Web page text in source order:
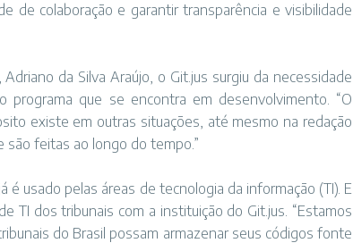
de colaboração e garantir transparência e visibilidade
da Silva Araújo, o Git.jus surgiu da necessidade
que se encontra em desenvolvimento. “O
existe em outras situações, até mesmo na redação
feitas ao longo do tempo.”
é usado pelas áreas de tecnologia da informação (TI). E
TI dos tribunais com a instituição do Git.jus. “Estamos
do Brasil possam armazenar seus códigos fonte